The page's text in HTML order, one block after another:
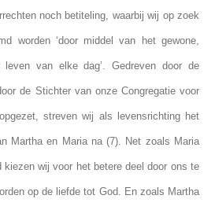
noch betiteling, waarbij wij op zoek
worden ‘door middel van het gewone,
leven van elke dag’. Gedreven door de
de Stichter van onze Congregatie voor
streven wij als levensrichting het
Martha en Maria na (7). Net zoals Maria
kiezen wij voor het betere deel door ons te
op de liefde tot God. En zoals Martha